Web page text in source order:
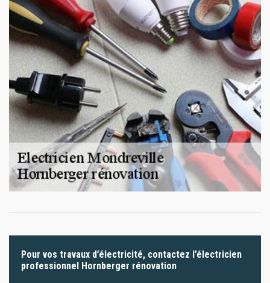
Pour vos travaux d’électricité, contactez l’électricien
professionnel Hornberger rénovation